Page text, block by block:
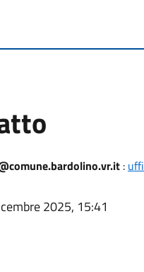
:
2025, 15:41